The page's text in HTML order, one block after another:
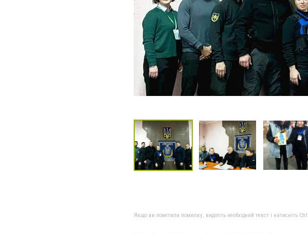
Якщо ви помітили помилку, виділіть необхідний текст і натисніть